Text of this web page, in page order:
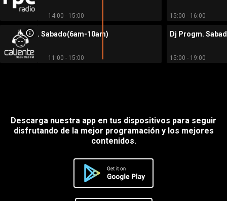
14:00 - 15:00 15:00 - 16:00
Dj Progm. Sabado(6am-10am)
11:00 - 15:00
Dj Progm.
15:00 - 19:00
Descarga nuestra app en tus dispositivos para seguir
disfrutando de la mejor programación y los mejores
contenidos.